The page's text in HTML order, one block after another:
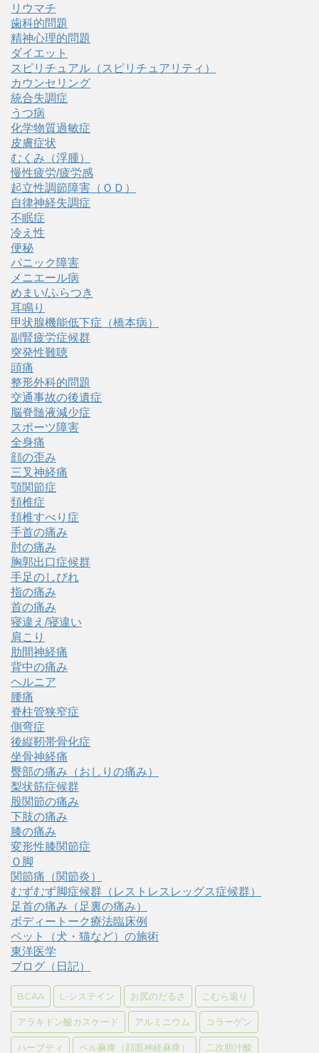
リウマチ
歯科的問題
精神心理的問題
ダイエット
スピリチュアル（スピリチュアリティ）
カウンセリング
統合失調症
うつ病
化学物質過敏症
皮膚症状
むくみ（浮腫）
慢性疲労/疲労感
起立性調節障害（ＯＤ）
自律神経失調症
不眠症
冷え性
便秘
パニック障害
メニエール病
めまい/ふらつき
耳鳴り
甲状腺機能低下症（橋本病）
副腎疲労症候群
突発性難聴
頭痛
整形外科的問題
交通事故の後遺症
脳脊髄液減少症
スポーツ障害
全身痛
顔の歪み
三叉神経痛
顎関節症
頚椎症
頚椎すべり症
手首の痛み
肘の痛み
胸郭出口症候群
手足のしびれ
指の痛み
首の痛み
寝違え/寝違い
肩こり
肋間神経痛
背中の痛み
ヘルニア
腰痛
脊柱管狭窄症
側弯症
後縦靭帯骨化症
坐骨神経痛
臀部の痛み（おしりの痛み）
梨状筋症候群
股関節の痛み
下肢の痛み
膝の痛み
変形性膝関節症
Ｏ脚
関節痛（関節炎）
むずむず脚症候群（レストレスレッグス症候群）
足首の痛み（足裏の痛み）
ボディートーク療法臨床例
ペット（犬・猫など）の施術
東洋医学
ブログ（日記）
BCAA L-システイン お尻のだるさ こむら返り
アラキドン酸カスケード アルミニウム コラーゲン
ハーブティ ベル麻痺（顔面神経麻痺） 二次胆汁酸